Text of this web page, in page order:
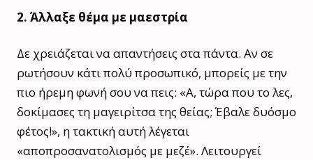
2. Άλλαξε θέμα με μαεστρία
Δε χρειάζεται να απαντήσεις στα πάντα. Αν σε
ρωτήσουν κάτι πολύ προσωπικό, μπορείς με την
πιο ήρεμη φωνή σου να πεις: «Α, τώρα που το λες,
δοκίμασες τη μαγειρίτσα της θείας; Έβαλε δυόσμο
φέτος!», η τακτική αυτή λέγεται
«αποπροσανατολισμός με μεζέ». Λειτουργεί